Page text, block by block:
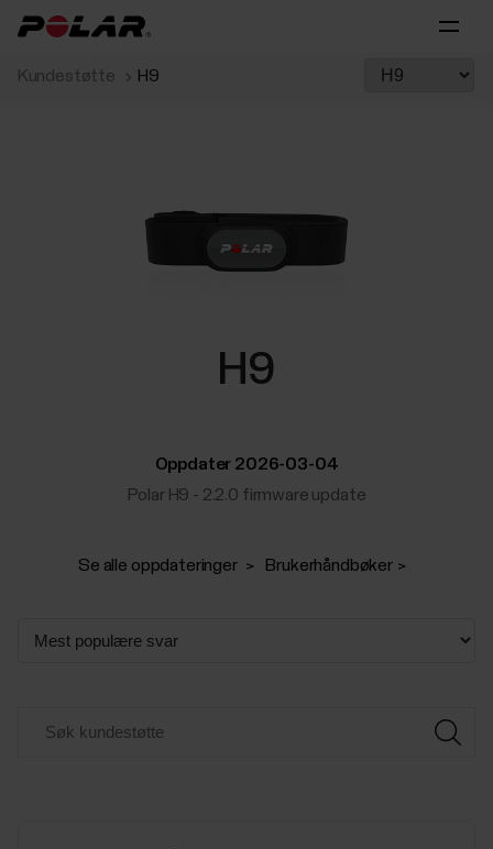
Kundestøtte H9
H9
Oppdater 2026-03-04
Polar H9 - 2.2.0 firmware update
Se alle oppdateringer Brukerhåndbøker